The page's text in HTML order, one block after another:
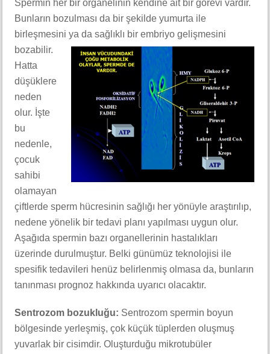
Spermin her bir organelinin kendine ait bir görevi vardır.
Bunların bozulması da bir şekilde yumurta ile
birleşmesini ya da sağlıklı bir embriyo gelişmesini
bozabilir.
Hatta
düşüklere
neden
olur. İşte
bu
nedenle,
çocuk
sahibi
olamayan
çiftlerde sperm hücresinin sağlığı her yönüyle araştırılıp,
nedene yönelik bir tedavi planı yapılması uygun olur.
Aşağıda spermin bazı organellerinin hastalıkları
üzerinde durulmuştur. Belki günümüz teknolojisi ile
spesifik tedavileri henüz belirlenmiş olmasa da, bunların
tanınması prognoz hakkında uyarıcı olacaktır.
Sentrozom bozukluğu: Sentrozom spermin boyun
bölgesinde yerleşmiş, çok küçük tüplerden oluşmuş
yuvarlak bir cisimdir. Oluşturduğu mikrotubüler